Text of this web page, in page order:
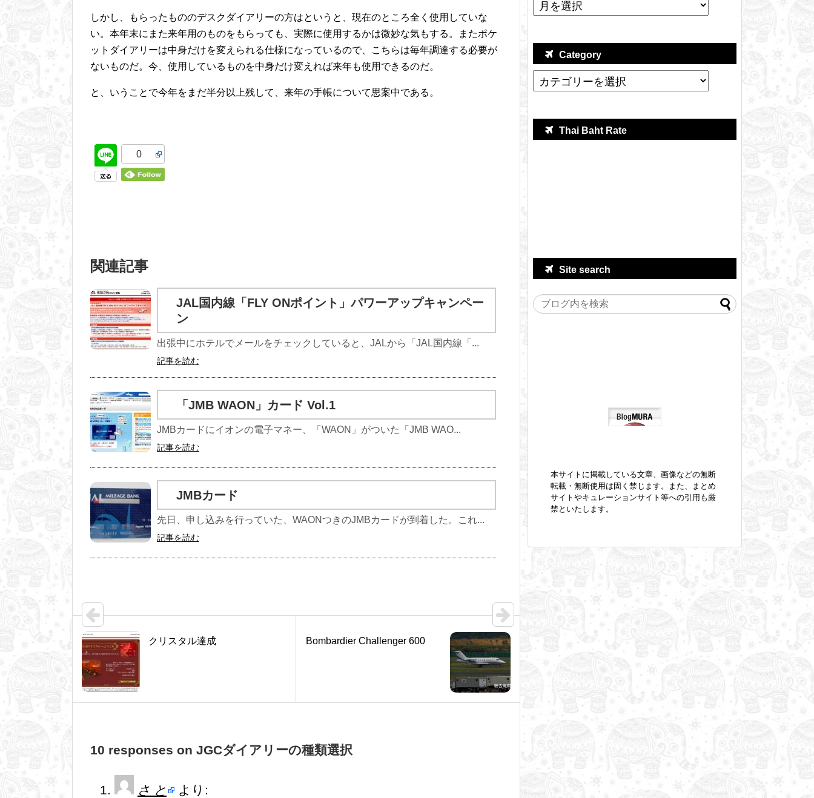
しかし、もらったもののデスクダイアリーの方はというと、現在のところ全く使用していな
い。本年末にまた来年用のものをもらっても、実際に使用するかは微妙な気もする。またポケ
ットダイアリーは中身だけを変えられる仕様になっているので、こちらは毎年調達する必要が
ないものだ。今、使用しているものを中身だけ変えれば来年も使用できるのだ。
と、いうことで今年をまだ半分以上残して、来年の手帳について思案中である。
0
関連記事
JAL国内線「FLY ONポイント」パワーアップキャンペー
ン
出張中にホテルでメールをチェックしていると、JALから「JAL国内線「...
記事を読む
「JMB WAON」カード Vol.1
JMBカードにイオンの電子マネー、「WAON」がついた「JMB WAO...
記事を読む
JMBカード
先日、申し込みを行っていた、WAONつきのJMBカードが到着した。これ...
記事を読む
クリスタル達成 Bombardier Challenger 600
10 responses on JGCダイアリーの種類選択
さ と より:
Category
Thai Baht Rate
Site search
本サイトに掲載している文章、画像などの無断
転載・無断使用は固く禁じます。また、まとめ
サイトやキュレーションサイト等への引用も厳
禁といたします。